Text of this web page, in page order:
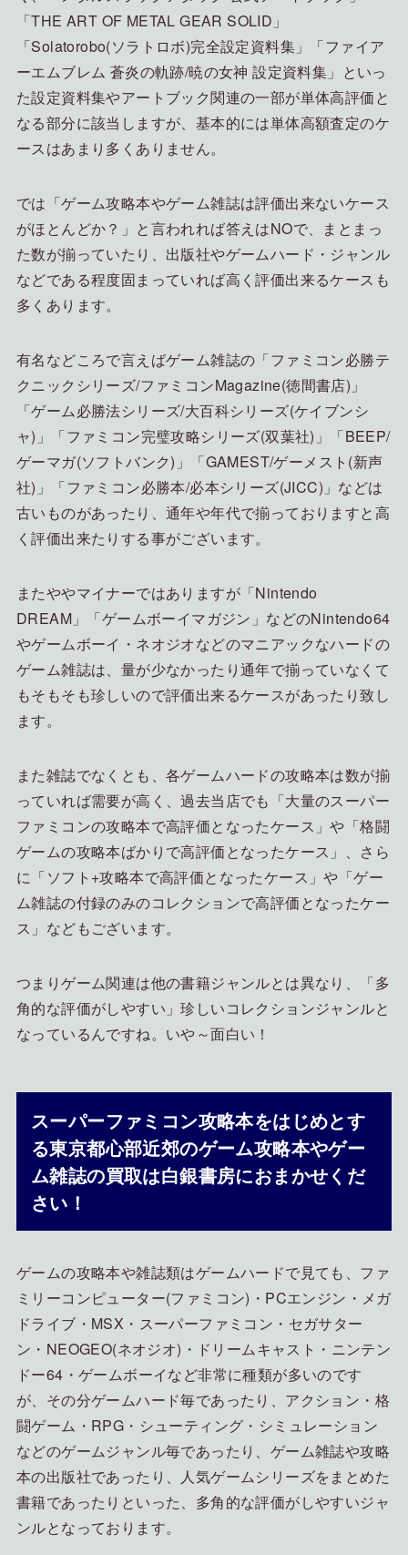
「THE ART OF METAL GEAR SOLID」
「Solatorobo(ソラトロボ)完全設定資料集」「ファイア
ーエムブレム 蒼炎の軌跡/暁の女神 設定資料集」といっ
た設定資料集やアートブック関連の一部が単体高評価と
なる部分に該当しますが、基本的には単体高額査定のケ
ースはあまり多くありません。
では「ゲーム攻略本やゲーム雑誌は評価出来ないケース
がほとんどか？」と言われれば答えはNOで、まとまっ
た数が揃っていたり、出版社やゲームハード・ジャンル
などである程度固まっていれば高く評価出来るケースも
多くあります。
有名などころで言えばゲーム雑誌の「ファミコン必勝テ
クニックシリーズ/ファミコンMagazine(徳間書店)」
「ゲーム必勝法シリーズ/大百科シリーズ(ケイブンシ
ャ)」「ファミコン完璧攻略シリーズ(双葉社)」「BEEP/
ゲーマガ(ソフトバンク)」「GAMEST/ゲーメスト(新声
社)」「ファミコン必勝本/必本シリーズ(JICC)」などは
古いものがあったり、通年や年代で揃っておりますと高
く評価出来たりする事がございます。
またややマイナーではありますが「Nintendo
DREAM」「ゲームボーイマガジン」などのNintendo64
やゲームボーイ・ネオジオなどのマニアックなハードの
ゲーム雑誌は、量が少なかったり通年で揃っていなくて
もそもそも珍しいので評価出来るケースがあったり致し
ます。
また雑誌でなくとも、各ゲームハードの攻略本は数が揃
っていれば需要が高く、過去当店でも「大量のスーパー
ファミコンの攻略本で高評価となったケース」や「格闘
ゲームの攻略本ばかりで高評価となったケース」、さら
に「ソフト+攻略本で高評価となったケース」や「ゲー
ム雑誌の付録のみのコレクションで高評価となったケー
ス」などもございます。
つまりゲーム関連は他の書籍ジャンルとは異なり、「多
角的な評価がしやすい」珍しいコレクションジャンルと
なっているんですね。いや～面白い！
スーパーファミコン攻略本をはじめとす
る東京都心部近郊のゲーム攻略本やゲー
ム雑誌の買取は白銀書房におまかせくだ
さい！
ゲームの攻略本や雑誌類はゲームハードで見ても、ファ
ミリーコンピューター(ファミコン)・PCエンジン・メガ
ドライブ・MSX・スーパーファミコン・セガサター
ン・NEOGEO(ネオジオ)・ドリームキャスト・ニンテン
ドー64・ゲームボーイなど非常に種類が多いのです
が、その分ゲームハード毎であったり、アクション・格
闘ゲーム・RPG・シューティング・シミュレーション
などのゲームジャンル毎であったり、ゲーム雑誌や攻略
本の出版社であったり、人気ゲームシリーズをまとめた
書籍であったりといった、多角的な評価がしやすいジャ
ンルとなっております。